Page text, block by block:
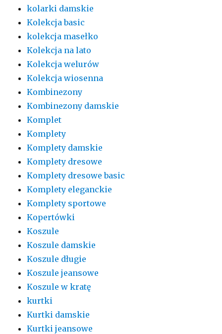
kolarki damskie
Kolekcja basic
kolekcja masełko
Kolekcja na lato
Kolekcja welurów
Kolekcja wiosenna
Kombinezony
Kombinezony damskie
Komplet
Komplety
Komplety damskie
Komplety dresowe
Komplety dresowe basic
Komplety eleganckie
Komplety sportowe
Kopertówki
Koszule
Koszule damskie
Koszule długie
Koszule jeansowe
Koszule w kratę
kurtki
Kurtki damskie
Kurtki jeansowe